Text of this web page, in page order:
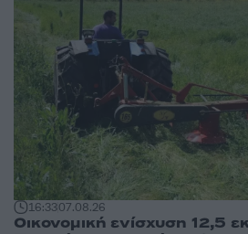
16:3307.08.26
Οικονομική ενίσχυση 12,5